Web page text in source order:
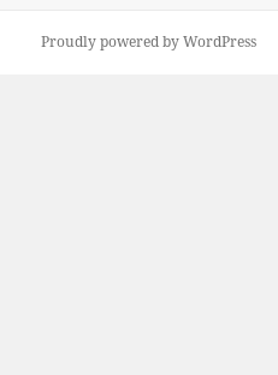
ー
Proudly powered by WordPress